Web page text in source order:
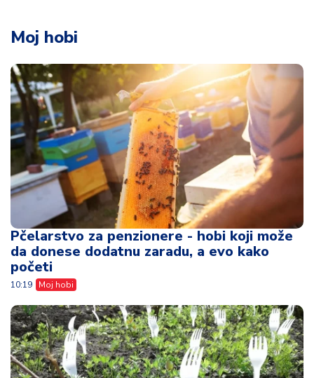
Moj hobi
Pčelarstvo za penzionere - hobi koji može
da donese dodatnu zaradu, a evo kako
početi
10:19 Moj hobi